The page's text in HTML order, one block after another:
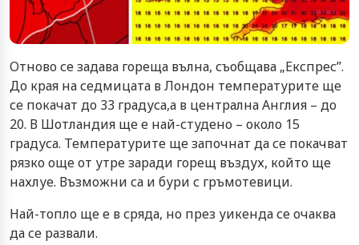
Отново се задава гореща вълна, съобщава „Експрес”.
До края на седмицата в Лондон температурите ще
се покачат до 33 градуса,а в централна Англия – до
20. В Шотландия ще е най-студено – около 15
градуса. Температурите ще започнат да се покачват
рязко още от утре заради горещ въздух, който ще
нахлуе. Възможни са и бури с гръмотевици.
Най-топло ще е в сряда, но през уикенда се очаква
да се развали.